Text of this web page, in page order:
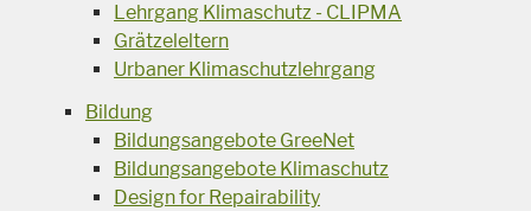
Lehrgang Klimaschutz - CLIPMA
Grätzeleltern
Urbaner Klimaschutzlehrgang
Bildung
Bildungsangebote GreeNet
Bildungsangebote Klimaschutz
Design for Repairability